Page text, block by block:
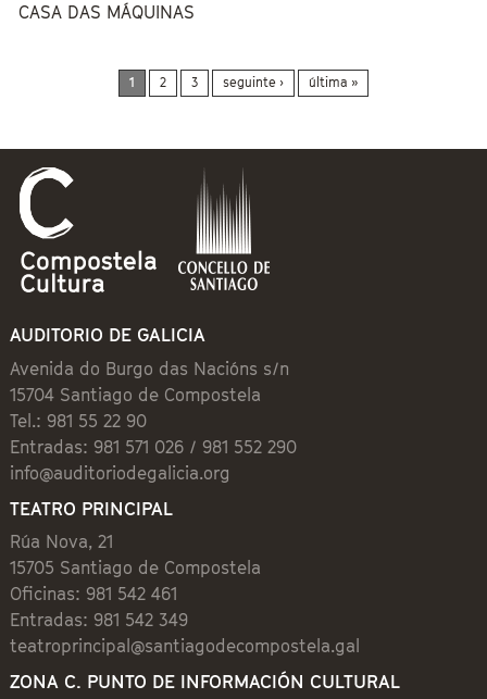
CASA DAS MÁQUINAS
1 2 3 seguinte › última »
AUDITORIO DE GALICIA
Avenida do Burgo das Nacións s/n
15704 Santiago de Compostela
Tel.: 981 55 22 90
Entradas: 981 571 026 / 981 552 290
info@auditoriodegalicia.org
TEATRO PRINCIPAL
Rúa Nova, 21
15705 Santiago de Compostela
Oficinas: 981 542 461
Entradas: 981 542 349
teatroprincipal@santiagodecompostela.gal
ZONA C. PUNTO DE INFORMACIÓN CULTURAL